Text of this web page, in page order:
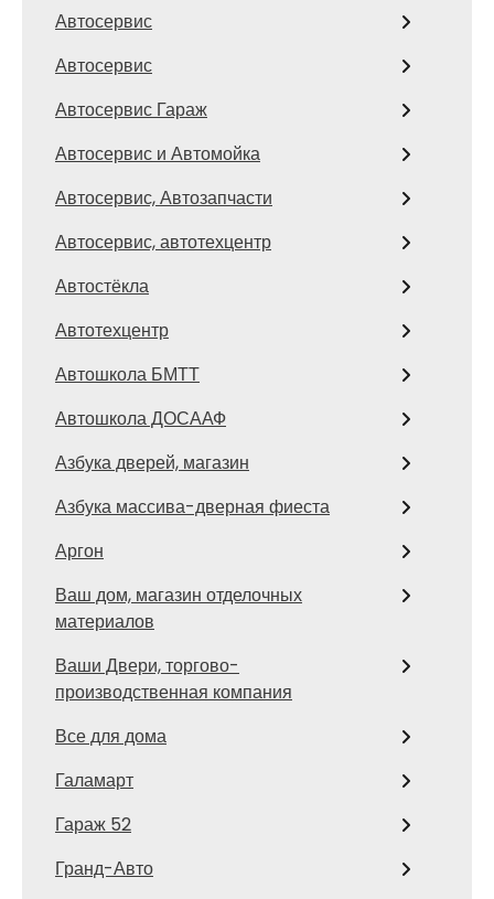
Автосервис
Автосервис
Автосервис Гараж
Автосервис и Автомойка
Автосервис, Автозапчасти
Автосервис, автотехцентр
Автостёкла
Автотехцентр
Автошкола БМТТ
Автошкола ДОСААФ
Азбука дверей, магазин
Азбука массива-дверная фиеста
Аргон
Ваш дом, магазин отделочных
материалов
Ваши Двери, торгово-
производственная компания
Все для дома
Галамарт
Гараж 52
Гранд-Авто